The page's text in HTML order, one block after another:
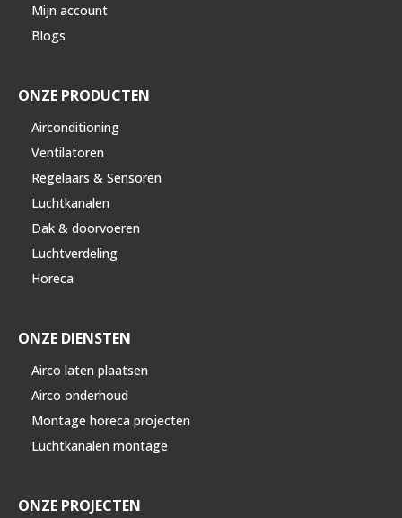
Mijn account
Blogs
ONZE PRODUCTEN
Airconditioning
Ventilatoren
Regelaars & Sensoren
Luchtkanalen
Dak & doorvoeren
Luchtverdeling
Horeca
ONZE DIENSTEN
Airco laten plaatsen
Airco onderhoud
Montage horeca projecten
Luchtkanalen montage
ONZE PROJECTEN